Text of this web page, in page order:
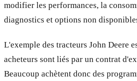
modifier les performances, la
diagnostics et options non
L'exemple des tracteurs John Deere
acheteurs sont liés par un contrat
Beaucoup achètent donc des